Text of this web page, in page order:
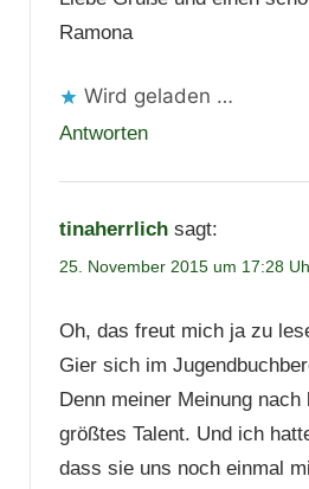
Ramona
Wird geladen …
Antworten
tinaherrlich sagt:
25. November 2015 um 17:28
Oh, das freut mich ja zu
Gier sich im
Denn meiner Meinung
größtes Talent. Und ich
dass sie uns noch einmal